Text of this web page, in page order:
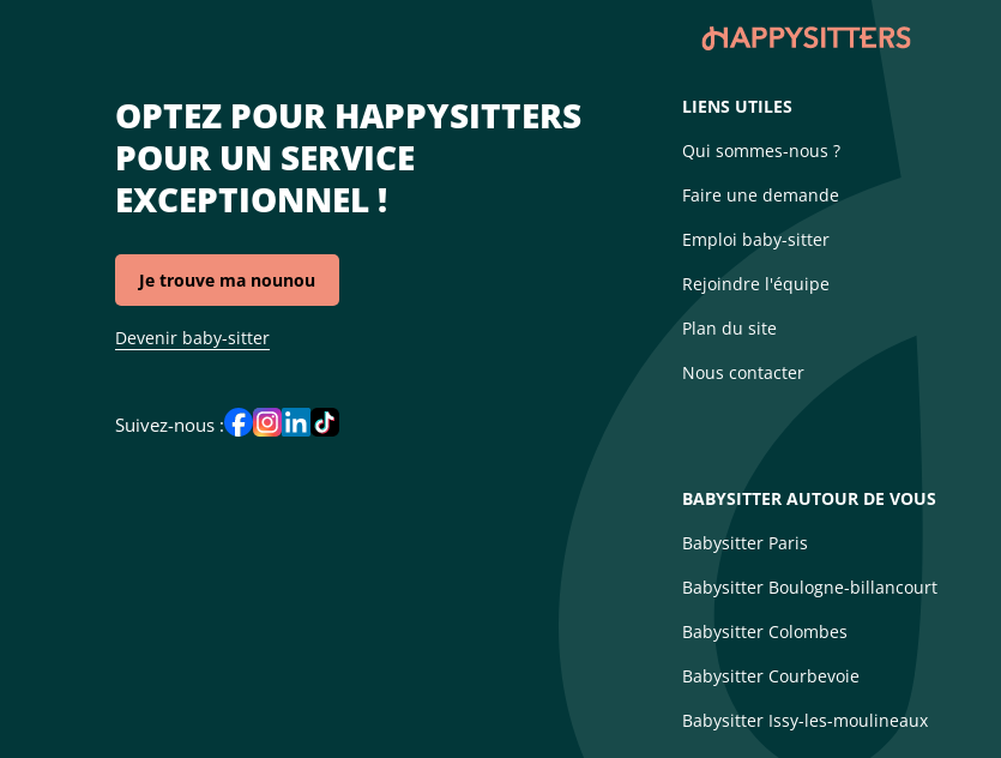
OPTEZ POUR HAPPYSITTERS
POUR UN SERVICE
EXCEPTIONNEL !
Je trouve ma nounou
Devenir baby-sitter
Suivez-nous :
LIENS UTILES
Qui sommes-nous ?
Faire une demande
Emploi baby-sitter
Rejoindre l'équipe
Plan du site
Nous contacter
BABYSITTER AUTOUR DE VOUS
Babysitter Paris
Babysitter Boulogne-billancourt
Babysitter Colombes
Babysitter Courbevoie
Babysitter Issy-les-moulineaux